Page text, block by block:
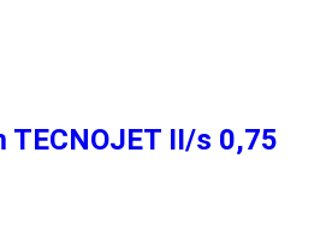
TECNOJET II/s 0,75